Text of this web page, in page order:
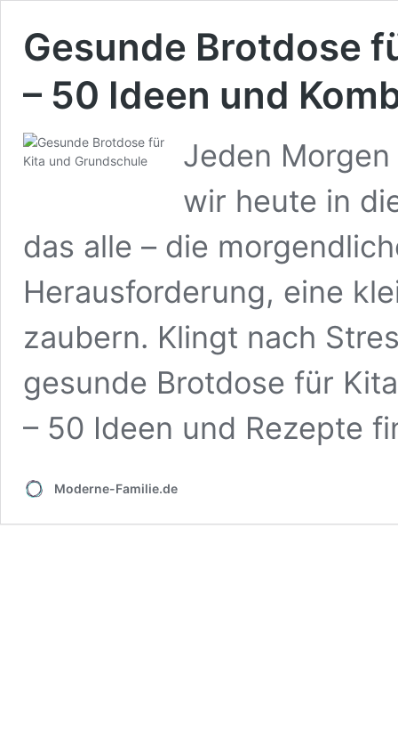
Gesunde Brotdose
– 50 Ideen und
Jeden
wir heute in
das alle – die
Herausforderung, eine
zaubern. Klingt nach
gesunde Brotdose für
– 50 Ideen und Rezepte
Moderne-Familie.de